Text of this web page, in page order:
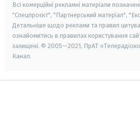
Всі комерційні рекламні матеріали
"Спецпроєкт", "Партнерський матеріал",
Детальніше щодо реклами та правил
ознайомитись в правилах користування
захищені. © 2005—2021, ПрАТ
Канал.